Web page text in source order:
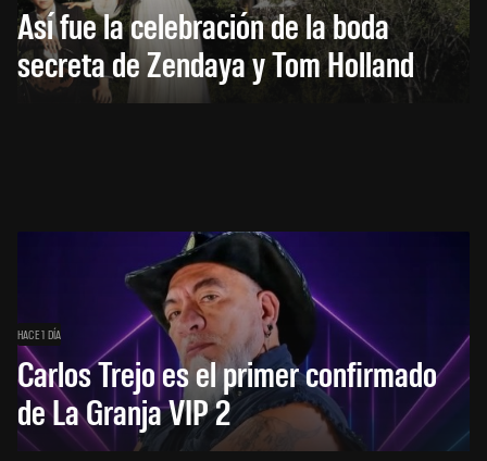
Así fue la celebración de la boda
secreta de Zendaya y Tom Holland
HACE 1 DÍA
Carlos Trejo es el primer confirmado
de La Granja VIP 2